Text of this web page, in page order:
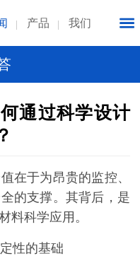
产品 我们
通过科学设计
在于为昂贵的监控、
的支撑。其背后，是
料科学应用。
性的基础